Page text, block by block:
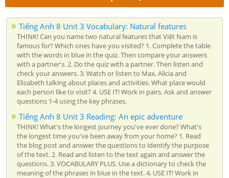
Tiếng Anh 8 Unit 3 Vocabulary: Natural features
THINK! Can you name two natural features that Việt Nam is
famous for? Which ones have you visited? 1. Complete the table
with the words in blue in the quiz. Then compare your answers
with a partner's. 2. Do the quiz with a partner. Then listen and
check your answers. 3. Watch or listen to Max, Alicia and
Elizabeth talking about places and activities. What place would
each person like to visit? 4. USE IT! Work in pairs. Ask and answer
questions 1-4 using the key phrases.
Tiếng Anh 8 Unit 3 Reading: An epic adventure
THINK! What's the longest journey you've ever done? What's
the longest time you've been away from your home? 1. Read
the blog post and answer the questions to identify the purpose
of the text. 2. Read and listen to the text again and answer the
questions. 3. VOCABULARY PLUS. Use a dictionary to check the
meaning of the phrases in blue in the text. 4. USE IT! Work in